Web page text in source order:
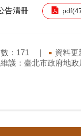
告清冊
： 171 資料更
護：臺北市政府地政